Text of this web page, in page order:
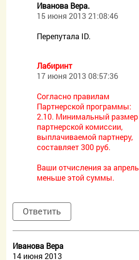
Иванова Вера.
15 июня 2013 21:08:46
Перепутала ID.
Лабиринт
17 июня 2013 08:57:36
Согласно правилам
Партнерской программы:
2.10. Минимальный размер
партнерской комиссии,
выплачиваемой партнеру,
составляет 300 руб.
Ваши отчисления за апрель
меньше этой суммы.
Ответить
Иванова Вера
14 июня 2013